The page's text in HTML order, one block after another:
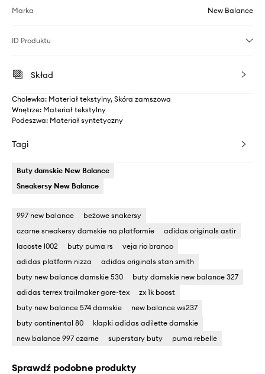
Marka New Balance
ID Produktu
Skład
Cholewka: Materiał tekstylny, Skóra zamszowa
Wnętrze: Materiał tekstylny
Podeszwa: Materiał syntetyczny
Tagi
Buty damskie New Balance
Sneakersy New Balance
997 new balance
beżowe snakersy
czarne sneakersy damskie na platformie
adidas originals astir
lacoste l002
buty puma rs
veja rio branco
adidas platform nizza
adidas originals stan smith
buty new balance damskie 530
buty damskie new balance 327
adidas terrex trailmaker gore-tex
zx 1k boost
buty new balance 574 damskie
new balance ws237
buty continental 80
klapki adidas adilette damskie
new balance 997 czarne
superstary buty puma rebelle
Sprawdź podobne produkty